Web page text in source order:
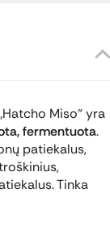
Miso“ yra
fermentuota.
patiekalus,
Tinka